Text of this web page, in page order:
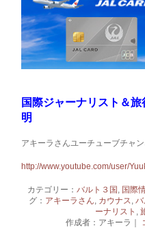
国際ジャーナリスト＆
明
アキーラさんユーチューブチャ
http://www.youtube.com/user/
カテゴリー： バルト３国 , 国際
グ： アキーラさん, カウナス, バ
ーナリスト ,
作成者：アキーラ｜